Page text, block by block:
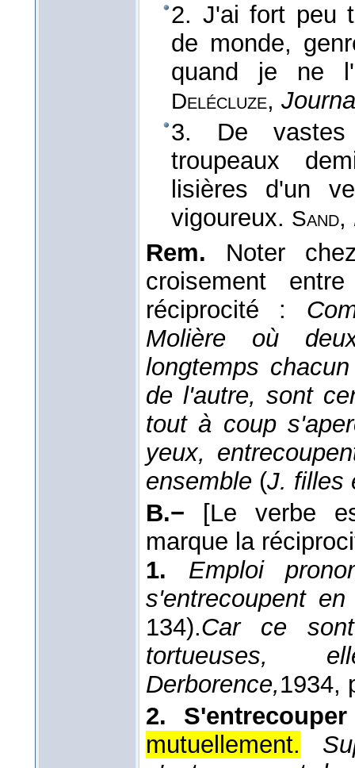
2. J'ai fort peu
de monde,
quand je ne l'
Delécluze,
3. De vastes
troupeaux
lisières d'un
vigoureux. Sand,
Rem. Noter
croisement
réciprocité :
Molière où
longtemps
de l'autre, sont
tout à coup
yeux,
ensemble (J. filles
B.−
[Le verbe
marque la
1.
Emploi
s'entrecoupent
134).Car ce
tortueuses,
Derborence,1934,
2.
S'entrecouper
mutuellement.